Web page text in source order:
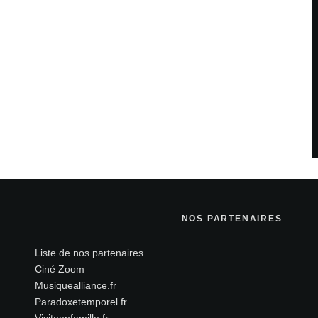
NOS PARTENAIRES
Liste de nos partenaires
Ciné Zoom
Musiquealliance.fr
Paradoxetemporel.fr